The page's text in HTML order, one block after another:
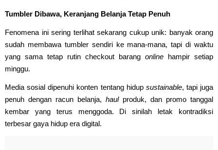
Tumbler Dibawa, Keranjang Belanja Tetap Penuh
Fenomena ini sering terlihat sekarang cukup unik: banyak orang
sudah membawa tumbler sendiri ke mana-mana, tapi di waktu
yang sama tetap rutin checkout barang online hampir setiap
minggu.
Media sosial dipenuhi konten tentang hidup sustainable, tapi juga
penuh dengan racun belanja, haulproduk, dan promo tanggal
kembar yang terus menggoda. Di sinilah letak kontradiksi
terbesar gaya hidup era digital.